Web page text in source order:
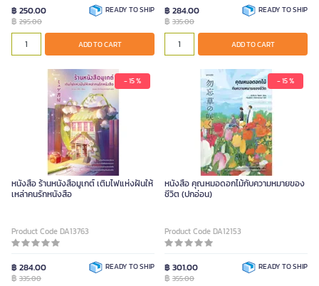
฿ 250.00
฿ 295.00
READY TO SHIP
ADD TO CART
฿ 284.00
฿ 335.00
READY TO SHIP
ADD TO CART
- 15 %
หนังสือ ร้านหนังสือมูเกต์ เติมไฟแห่งฝันให้
เหล่าคนรักหนังสือ
Product Code DA13763
฿ 284.00
฿ 335.00
READY TO SHIP
- 15 %
หนังสือ คุณหมอดอกไม้กับความหมายของ
ชีวิต (ปกอ่อน)
Product Code DA12153
฿ 301.00
฿ 355.00
READY TO SHIP